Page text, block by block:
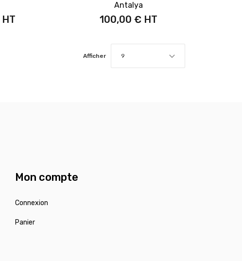
Antalya
100,00 €
Afficher 9
Mon compte
Connexion
Panier